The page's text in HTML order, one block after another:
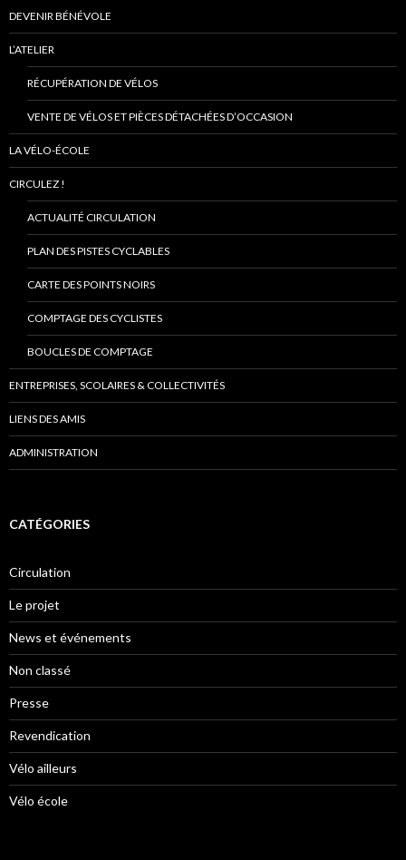
DEVENIR BÉNÉVOLE
L’ATELIER
RÉCUPÉRATION DE VÉLOS
VENTE DE VÉLOS ET PIÈCES DÉTACHÉES D’OCCASION
LA VÉLO-ÉCOLE
CIRCULEZ !
ACTUALITÉ CIRCULATION
PLAN DES PISTES CYCLABLES
CARTE DES POINTS NOIRS
COMPTAGE DES CYCLISTES
BOUCLES DE COMPTAGE
ENTREPRISES, SCOLAIRES & COLLECTIVITÉS
LIENS DES AMIS
ADMINISTRATION
CATÉGORIES
Circulation
Le projet
News et événements
Non classé
Presse
Revendication
Vélo ailleurs
Vélo école